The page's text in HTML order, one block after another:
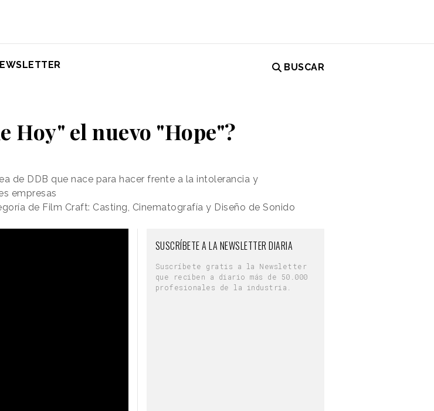
BUSCAR
Hoy" el nuevo "Hope"?
de DDB que nace para hacer frente a la intolerancia y
empresas
de Film Craft: Casting, Cinematografía y Diseño de Sonido
SUSCRÍBETE A LA NEWSLETTER DIARIA
Suscríbete gratis a la Newsletter
que reciben a diario más de 50.000
profesionales de la industria.